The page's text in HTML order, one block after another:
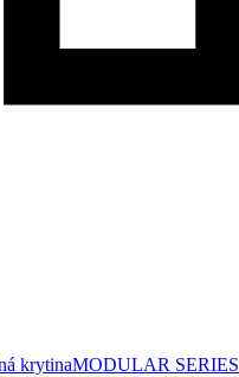
krytinaMODULAR SERIES